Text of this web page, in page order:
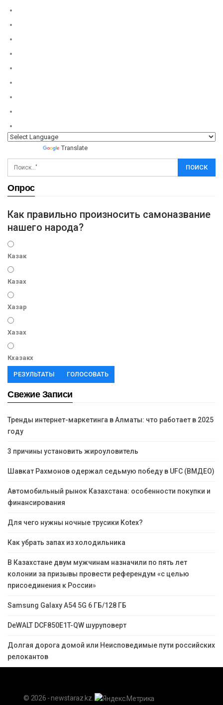
Translate
Опрос
Как правильно произносить самоназвание
нашего народа?
Казак
Казах
Хазар
Хазах
Кхазакх
РЕЗУЛЬТАТЫ ГОЛОСОВАТЬ
Свежие Записи
Тренды интернет-маркетинга в Алматы: что работает в 2025
году
3 причины установить жироуловитель
Шавкат Рахмонов одержал седьмую победу в UFC (ВМДЕО)
Автомобильный рынок Казахстана: особенности покупки и
финансирования
Для чего нужны ночные трусики Kotex?
Как убрать запах из холодильника
В Казахстане двум мужчинам назначили по пять лет
колонии за призывы провести референдум «с целью
присоединения к России»
Samsung Galaxy A54 5G 6 ГБ/128 ГБ
DeWALT DCF850E1T-QW шуруповерт
Долгая дорога домой или Неисповедимые пути российских
релокантов
© 2026 - newstaraz.kz.